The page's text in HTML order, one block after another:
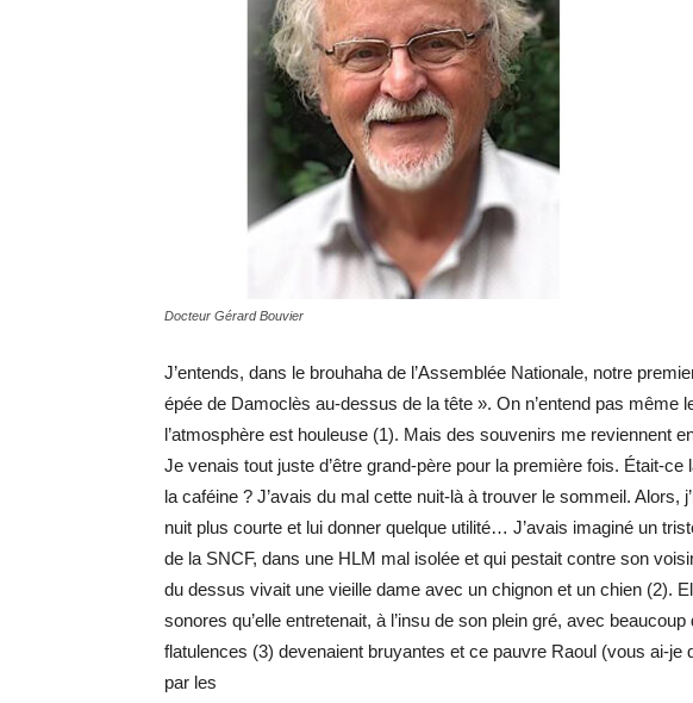
Docteur Gérard Bouvier
J’entends, dans le brouhaha de l’Assemblée Nationale, notre
épée de Damoclès au-dessus de la tête ». On n’entend pas même
l’atmosphère est houleuse (1). Mais des souvenirs me reviennent
Je venais tout juste d’être grand-père pour la première fois. Était-
la caféine ? J’avais du mal cette nuit-là à trouver le sommeil. Alors,
nuit plus courte et lui donner quelque utilité… J’avais imaginé un
de la SNCF, dans une HLM mal isolée et qui pestait contre son
du dessus vivait une vieille dame avec un chignon et un chien (2).
sonores qu’elle entretenait, à l’insu de son plein gré, avec
flatulences (3) devenaient bruyantes et ce pauvre Raoul (vous ai-je
par les